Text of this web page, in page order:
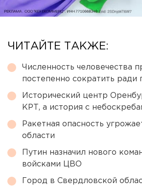
ЧИТАЙТЕ ТАКЖЕ:
Численность человечества
постепенно сократить ради
Исторический центр
КРТ, а история с
Ракетная опасность
области
Путин назначил нового
войсками ЦВО
Город в Свердловской